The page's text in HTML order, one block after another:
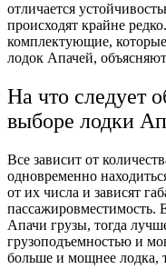
отличается
происходят крайне
комплектующие,
лодок Апачей,
На что следует
выборе лодки
Все зависит от
одновременно
от их числа и зависят
пассажировместимость.
Апачи грузы, тогда
грузоподъемностью и
больше и мощнее лодка,